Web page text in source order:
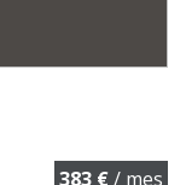
383 €/ mes